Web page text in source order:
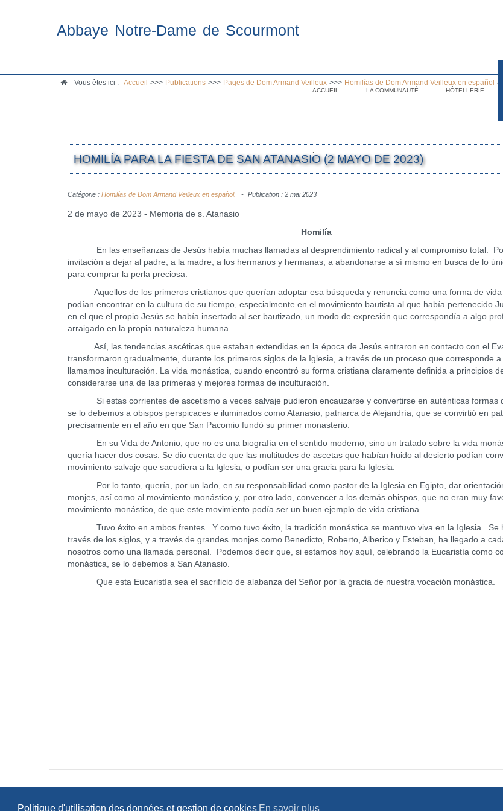
Politique d'utilisation des données et gestion de cookies En savoir plus
Abbaye Notre-Dame de Scourmont
ACCUEIL LA COMMUNAUTÉ HÔTELLERIE
Vous êtes ici : Accueil >>> Publications >>> Pages de Dom Armand Veilleux >>> Homilías de Dom Armand Veilleux en español
HOMILÍA PARA LA FIESTA DE SAN ATANASIO (2 MAYO DE 2023)
Catégorie : Homilías de Dom Armand Veilleux en español. Publication : 2 mai 2023
2 de mayo de 2023 - Memoria de s. Atanasio
Homilía
En las enseñanzas de Jesús había muchas llamadas al desprendimiento radical y al compromiso total.
invitación a dejar al padre, a la madre, a los hermanos y hermanas, a abandonarse a sí mismo en busca de lo
para comprar la perla preciosa.
Aquellos de los primeros cristianos que querían adoptar esa búsqueda y renuncia como una forma de vida
podían encontrar en la cultura de su tiempo, especialmente en el movimiento bautista al que había pertenecido
en el que el propio Jesús se había insertado al ser bautizado, un modo de expresión que correspondía a algo
arraigado en la propia naturaleza humana.
Así, las tendencias ascéticas que estaban extendidas en la época de Jesús entraron en contacto con el
transformaron gradualmente, durante los primeros siglos de la Iglesia, a través de un proceso que corresponde
llamamos inculturación. La vida monástica, cuando encontró su forma cristiana claramente definida a principios
considerarse una de las primeras y mejores formas de inculturación.
Si estas corrientes de ascetismo a veces salvaje pudieron encauzarse y convertirse en auténticas formas
se lo debemos a obispos perspicaces e iluminados como Atanasio, patriarca de Alejandría, que se convirtió en
precisamente en el año en que San Pacomio fundó su primer monasterio.
En su Vida de Antonio, que no es una biografía en el sentido moderno, sino un tratado sobre la vida
quería hacer dos cosas. Se dio cuenta de que las multitudes de ascetas que habían huido al desierto podían
movimiento salvaje que sacudiera a la Iglesia, o podían ser una gracia para la Iglesia.
Por lo tanto, quería, por un lado, en su responsabilidad como pastor de la Iglesia en Egipto, dar
monjes, así como al movimiento monástico y, por otro lado, convencer a los demás obispos, que no eran muy
movimiento monástico, de que este movimiento podía ser un buen ejemplo de vida cristiana.
Tuvo éxito en ambos frentes. Y como tuvo éxito, la tradición monástica se mantuvo viva en la Iglesia. Se
través de los siglos, y a través de grandes monjes como Benedicto, Roberto, Alberico y Esteban, ha llegado a
nosotros como una llamada personal. Podemos decir que, si estamos hoy aquí, celebrando la Eucaristía como
monástica, se lo debemos a San Atanasio.
Que esta Eucaristía sea el sacrificio de alabanza del Señor por la gracia de nuestra vocación monástica.